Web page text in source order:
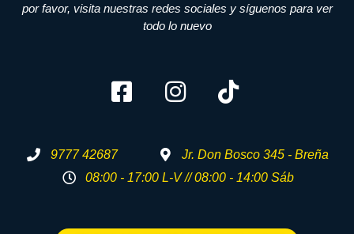
por favor, visita nuestras redes sociales y síguenos para ver
todo lo nuevo
9777 42687
Jr. Don Bosco 345 - Breña
08:00 - 17:00 L-V // 08:00 - 14:00 Sáb